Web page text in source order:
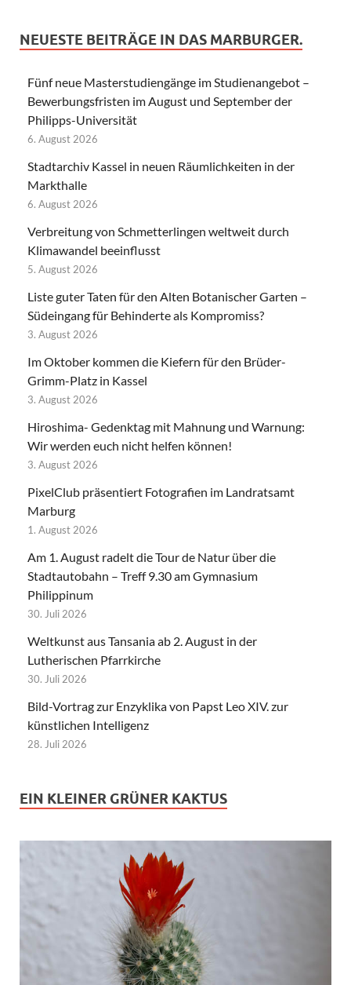
NEUESTE BEITRÄGE IN DAS MARBURGER.
Fünf neue Masterstudiengänge im Studienangebot –
Bewerbungsfristen im August und September der
Philipps-Universität
6. August 2026
Stadtarchiv Kassel in neuen Räumlichkeiten in der
Markthalle
6. August 2026
Verbreitung von Schmetterlingen weltweit durch
Klimawandel beeinflusst
5. August 2026
Liste guter Taten für den Alten Botanischer Garten –
Südeingang für Behinderte als Kompromiss?
3. August 2026
Im Oktober kommen die Kiefern für den Brüder-
Grimm-Platz in Kassel
3. August 2026
Hiroshima- Gedenktag mit Mahnung und Warnung:
Wir werden euch nicht helfen können!
3. August 2026
PixelClub präsentiert Fotografien im Landratsamt
Marburg
1. August 2026
Am 1. August radelt die Tour de Natur über die
Stadtautobahn – Treff 9.30 am Gymnasium
Philippinum
30. Juli 2026
Weltkunst aus Tansania ab 2. August in der
Lutherischen Pfarrkirche
30. Juli 2026
Bild-Vortrag zur Enzyklika von Papst Leo XIV. zur
künstlichen Intelligenz
28. Juli 2026
EIN KLEINER GRÜNER KAKTUS